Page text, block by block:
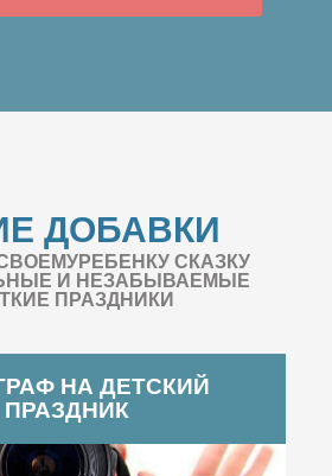
ДОБАВКИ
СКАЗКУ
И НЕЗАБЫВАЕМЫЕ
ПРАЗДНИКИ
НА ДЕТСКИЙ
ПРАЗДНИК